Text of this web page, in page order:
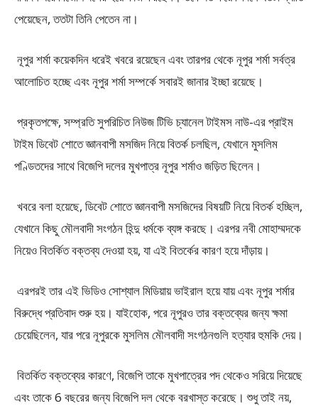
পেয়েছেন, ততটা তিনি পেতেন না।
নূপুর শর্মা কয়েকদিন ধরেই খবরে রয়েছেন এবং তারপর থেকে নূপুর শর্মা সর্বত্র
আলোচিত হচ্ছে এবং নূপুর শর্মা সম্পর্কে সবারই জানার ইচ্ছা রয়েছে।
প্রকৃতপক্ষে, সম্প্রতি সুপরিচিত নিউজ টিভি চ্যানেল টাইমস নাউ-এর প্রাইম
টাইম ডিবেট শোতে জ্ঞানবাপী মসজিদ নিয়ে বিতর্ক চলছিল, যেখানে মুসলিম
পণ্ডিতদের সাথে বিজেপি দলের মুখপাত্র নূপুর শর্মাও জড়িত ছিলেন।
খবরে বলা হয়েছে, ডিবেট শোতে জ্ঞানবাপী মসজিদের বিষয়টি নিয়ে বিতর্ক হচ্ছিল,
যেখানে কিছু মৌলবাদী সংগঠন হিন্দু ধর্মকে ব্যঙ্গ করছে। এরপর নবী মোহাম্মদকে
নিয়েও বিতর্কিত বক্তব্য দেওয়া হয়, যা এই বিতর্কের কারণ হয়ে দাঁড়ায়।
এরপরই তার এই ভিডিও সোশ্যাল মিডিয়ায় ভাইরাল হয়ে যায় এবং নূপুর শর্মার
বিরুদ্ধে প্রতিবাদ শুরু হয়। যাইহোক, পরে নূপুরও তার বক্তব্যের জন্য ক্ষমা
চেয়েছিলেন, যার পরে নূপুরকে মুসলিম মৌলবাদী সংগঠনগুলি হত্যার হুমকি দেয়।
বিতর্কিত বক্তব্যের কারণে, বিজেপি তাকে মুখপাত্রের পদ থেকেও সরিয়ে দিয়েছে
এবং তাকে 6 বছরের জন্য বিজেপি দল থেকে বরখাস্ত করেছে। শুধু তাই নয়,